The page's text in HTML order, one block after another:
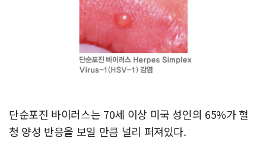
단순포진 바이러스는 70세 이상 미국 성인의 65%가 혈
청 양성 반응을 보일 만큼 널리 퍼져있다.